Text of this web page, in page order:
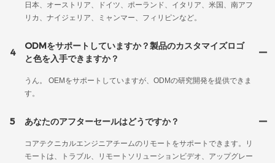
日本、オーストリア、ドイツ、ポーランド、イタリア、米国、南アフ
リカ、ナイジェリア、ミャンマー、フィリピンなど。
4
ODMをサポートしていますか？製品のカスタマイズロゴ
と色を入手できますか？
うん。 OEMをサポートしていますが、ODMの研究開発を提供できま
す。
5 あなたのアフターセールはどうですか？
コアテクニカルエンジニアチームのリモートをサポートできます。リ
モートは、トラブル、リモートソリューションビデオ、アップグレー